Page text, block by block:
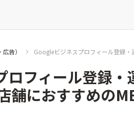
告） Googleビジネスプロフィール登録
ロフィール登録・
舗におすすめの